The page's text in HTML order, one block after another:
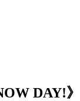
DAY!